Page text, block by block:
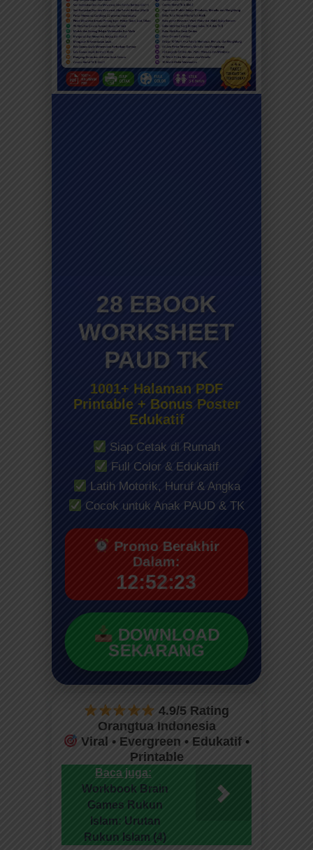
28 EBOOK
WORKSHEET
PAUD TK
1001+ Halaman PDF
Printable + Bonus Poster
Edukatif
Siap Cetak di Rumah
Full Color & Edukatif
Latih Motorik, Huruf & Angka
Cocok untuk Anak PAUD & TK
Promo Berakhir
Dalam:
12:52:20
DOWNLOAD
SEKARANG
4.9/5 Rating
Orangtua Indonesia
Viral • Evergreen • Edukatif •
Printable
Baca juga:
Workbook Brain
Games Rukun
Islam: Urutan
Rukun Islam (4)